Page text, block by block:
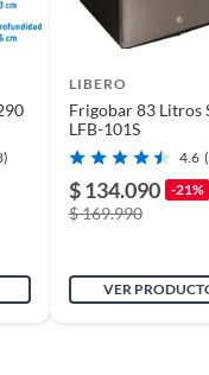
LIBERO
Frigobar 83 Litros
LFB-101S
4.6
$ 134.090 -21%
$ 169.990
VER